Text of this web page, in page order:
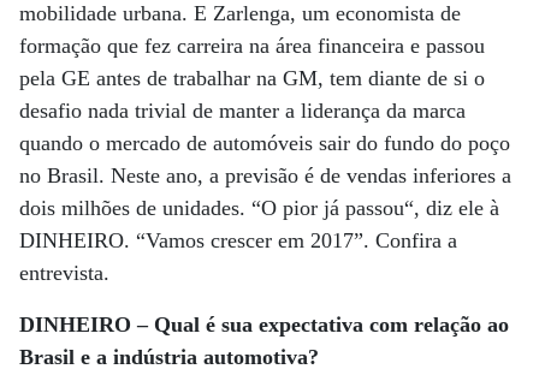
mobilidade urbana. E Zarlenga, um economista de
formação que fez carreira na área financeira e passou
pela GE antes de trabalhar na GM, tem diante de si o
desafio nada trivial de manter a liderança da marca
quando o mercado de automóveis sair do fundo do poço
no Brasil. Neste ano, a previsão é de vendas inferiores a
dois milhões de unidades. “O pior já passou“, diz ele à
DINHEIRO. “Vamos crescer em 2017”. Confira a
entrevista.
DINHEIRO – Qual é sua expectativa com relação ao
Brasil e a indústria automotiva?